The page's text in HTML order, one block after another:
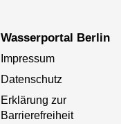
Wasserportal Berlin
Impressum
Datenschutz
Erklärung zur
Barrierefreiheit